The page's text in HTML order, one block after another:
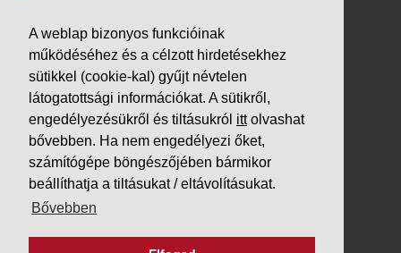
A weblap bizonyos funkcióinak
működéséhez és a célzott hirdetésekhez
sütikkel (cookie-kal) gyűjt névtelen
látogatottsági információkat. A sütikről,
engedélyezésükről és tiltásukról ittolvashat
bővebben. Ha nem engedélyezi őket,
számítógépe böngészőjében bármikor
beállíthatja a tiltásukat / eltávolításukat.
Bővebben
Autópálya díjak